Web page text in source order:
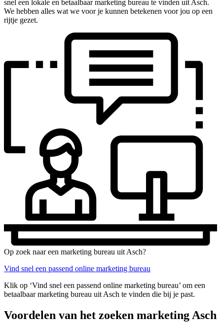
snel een lokale en betaalbaar marketing bureau te vinden uit Asch.
We hebben alles wat we voor je kunnen betekenen voor jou op een
rijtje gezet.
Op zoek naar een marketing bureau uit Asch?
Vind snel een passend online marketing bureau
Klik op ‘Vind snel een passend online marketing bureau’ om een
betaalbaar marketing bureau uit Asch te vinden die bij je past.
Voordelen van het zoeken marketing Asch